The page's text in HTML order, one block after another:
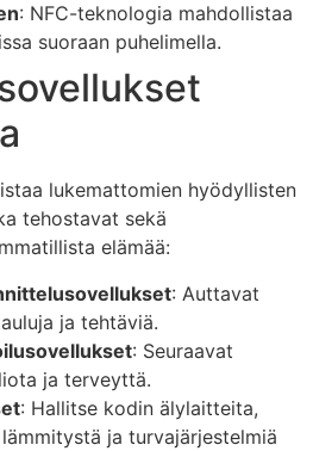
: NFC-teknologia mahdollistaa
suoraan puhelimella.
lukemattomien hyödyllisten
tehostavat sekä
elämää:
: Auttavat
ja tehtäviä.
: Seuraavat
ja terveyttä.
: Hallitse kodin älylaitteita,
ja turvajärjestelmiä